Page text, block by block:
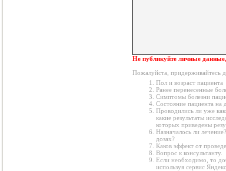
Не публикуйте личные
Пожалуйста, придерживайтесь
Пол и возраст пациента
Ранее перенесенные
Симптомы болезни
Состояние пациента на
Проводились ли уже
какие результаты
которых приведены
Назначалось ли
дозах?
Каков эффект от
Вопрос к консультанту.
Если необходимо, то
используя сервис